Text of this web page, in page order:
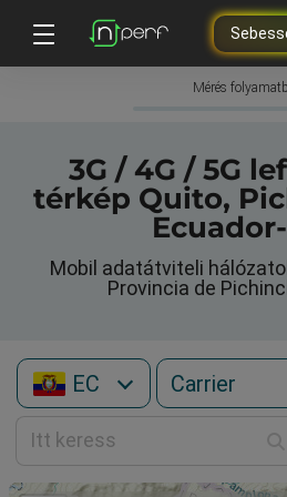
Mérés
3G / 4G / 5G
térkép Quito,
Mobil adatátviteli
Provincia de
EC